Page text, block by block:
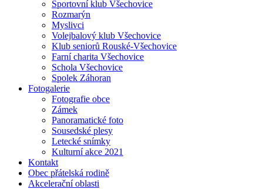
Sportovní klub Všechovice
Rozmarýn
Myslivci
Volejbalový klub Všechovice
Klub seniorů Rouské-Všechovice
Farní charita Všechovice
Schola Všechovice
Spolek Záhoran
Fotogalerie
Fotografie obce
Zámek
Panoramatické foto
Sousedské plesy
Letecké snímky
Kulturní akce 2021
Kontakt
Obec přátelská rodině
Akcelerační oblasti